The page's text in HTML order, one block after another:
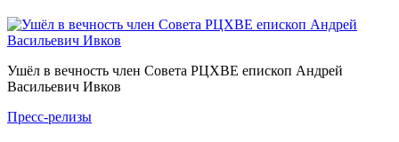
Ушёл в вечность член Совета РЦХВЕ епископ Андрей
Васильевич Ивков
Пресс-релизы